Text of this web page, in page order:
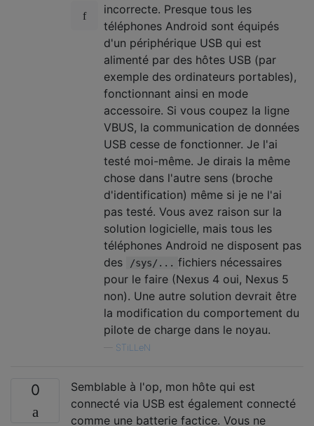
incorrecte. Presque tous les
téléphones Android sont équipés
d'un périphérique USB qui est
alimenté par des hôtes USB (par
exemple des ordinateurs portables),
fonctionnant ainsi en mode
accessoire. Si vous coupez la ligne
VBUS, la communication de données
USB cesse de fonctionner. Je l'ai
testé moi-même. Je dirais la même
chose dans l'autre sens (broche
d'identification) même si je ne l'ai
pas testé. Vous avez raison sur la
solution logicielle, mais tous les
téléphones Android ne disposent pas
des
/sys/... fichiers nécessaires
pour le faire (Nexus 4 oui, Nexus 5
non). Une autre solution devrait être
la modification du comportement du
pilote de charge dans le noyau.
STiLLeN
0
Semblable à l'op, mon hôte qui est
connecté via USB est également connecté
comme une batterie factice. Vous ne